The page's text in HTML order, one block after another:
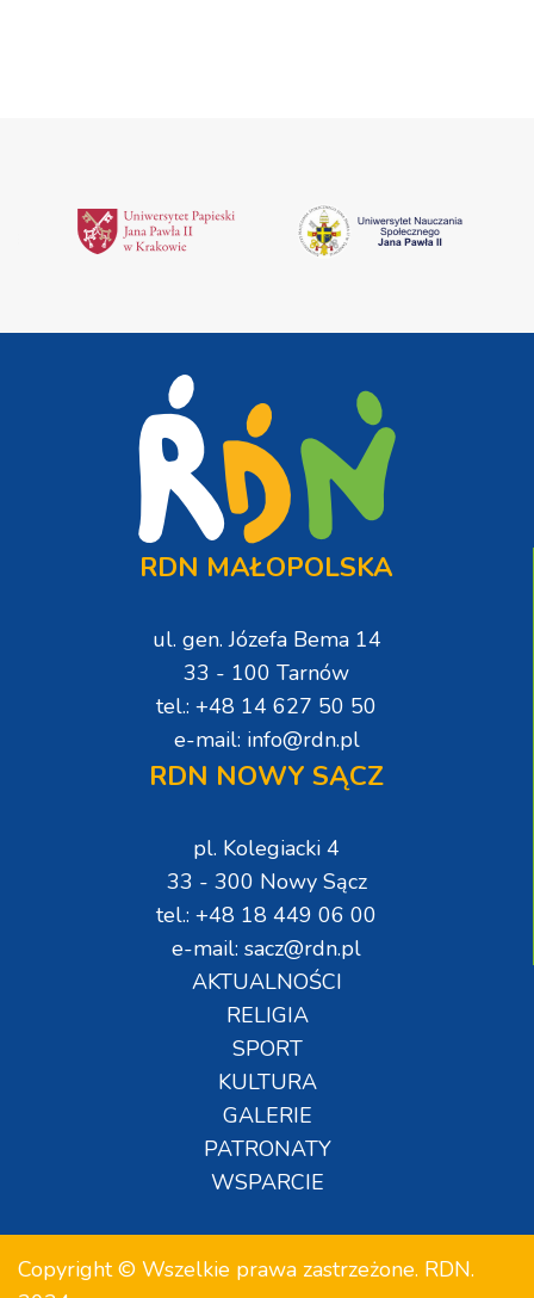
RDN MAŁOPOLSKA
ul. gen. Józefa Bema 14
33 - 100 Tarnów
tel.: +48 14 627 50 50
e-mail: info@rdn.pl
RDN NOWY SĄCZ
pl. Kolegiacki 4
33 - 300 Nowy Sącz
tel.: +48 18 449 06 00
e-mail: sacz@rdn.pl
AKTUALNOŚCI
RELIGIA
SPORT
KULTURA
GALERIE
PATRONATY
WSPARCIE
Copyright © Wszelkie prawa zastrzeżone. RDN.